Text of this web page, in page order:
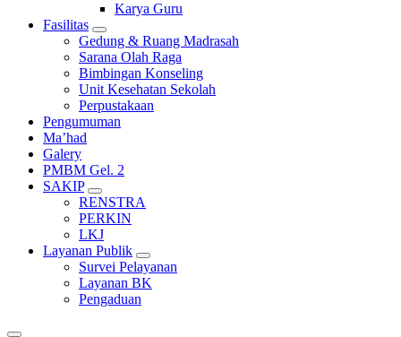
Karya Guru
Fasilitas
Gedung & Ruang Madrasah
Sarana Olah Raga
Bimbingan Konseling
Unit Kesehatan Sekolah
Perpustakaan
Pengumuman
Ma’had
Galery
PMBM Gel. 2
SAKIP
RENSTRA
PERKIN
LKJ
Layanan Publik
Survei Pelayanan
Layanan BK
Pengaduan